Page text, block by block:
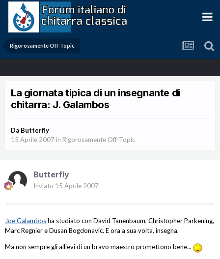
Rigorosamente Off-Topic
La giornata tipica di un insegnante di
chitarra: J. Galambos
Da Butterfly
15 Aprile 2007 in Rigorosamente Off-Topic
Butterfly
Inviato 15 Aprile 2007
Joe Galambosha studiato con David Tanenbaum, Christopher Parkening,
Marc Regnier e Dusan Bogdonavic. E ora a sua volta, insegna.
Ma non sempre gli allievi di un bravo maestro promettono bene...